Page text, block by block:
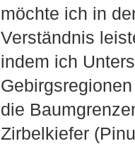
möchte ich in
Verständnis
indem ich
die
Zirbelkiefer